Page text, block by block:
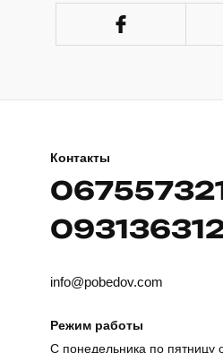
Контакты
info@pobedov.com
Режим работы
С понедельника по пятницу